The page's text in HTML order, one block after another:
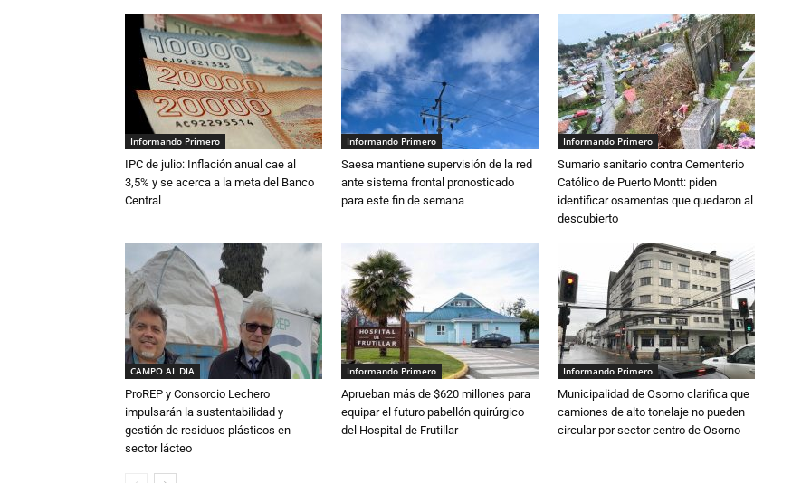
Informando Primero
IPC de julio: Inflación anual cae al
3,5% y se acerca a la meta del Banco
Central
Informando Primero
Saesa mantiene supervisión de la red
ante sistema frontal pronosticado
para este fin de semana
Informando Primero
Sumario sanitario contra Cementerio
Católico de Puerto Montt: piden
identificar osamentas que quedaron al
descubierto
CAMPO AL DIA
ProREP y Consorcio Lechero
impulsarán la sustentabilidad y
gestión de residuos plásticos en
sector lácteo
Informando Primero
Aprueban más de $620 millones para
equipar el futuro pabellón quirúrgico
del Hospital de Frutillar
Informando Primero
Municipalidad de Osorno clarifica que
camiones de alto tonelaje no pueden
circular por sector centro de Osorno